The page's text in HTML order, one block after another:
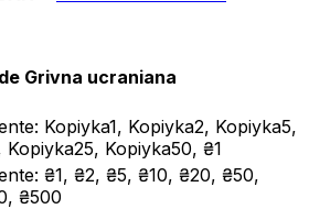
Grivna ucraniana
Kopiyka1, Kopiyka2, Kopiyka5,
Kopiyka25, Kopiyka50, ₴1
₴1, ₴2, ₴5, ₴10, ₴20, ₴50,
₴500